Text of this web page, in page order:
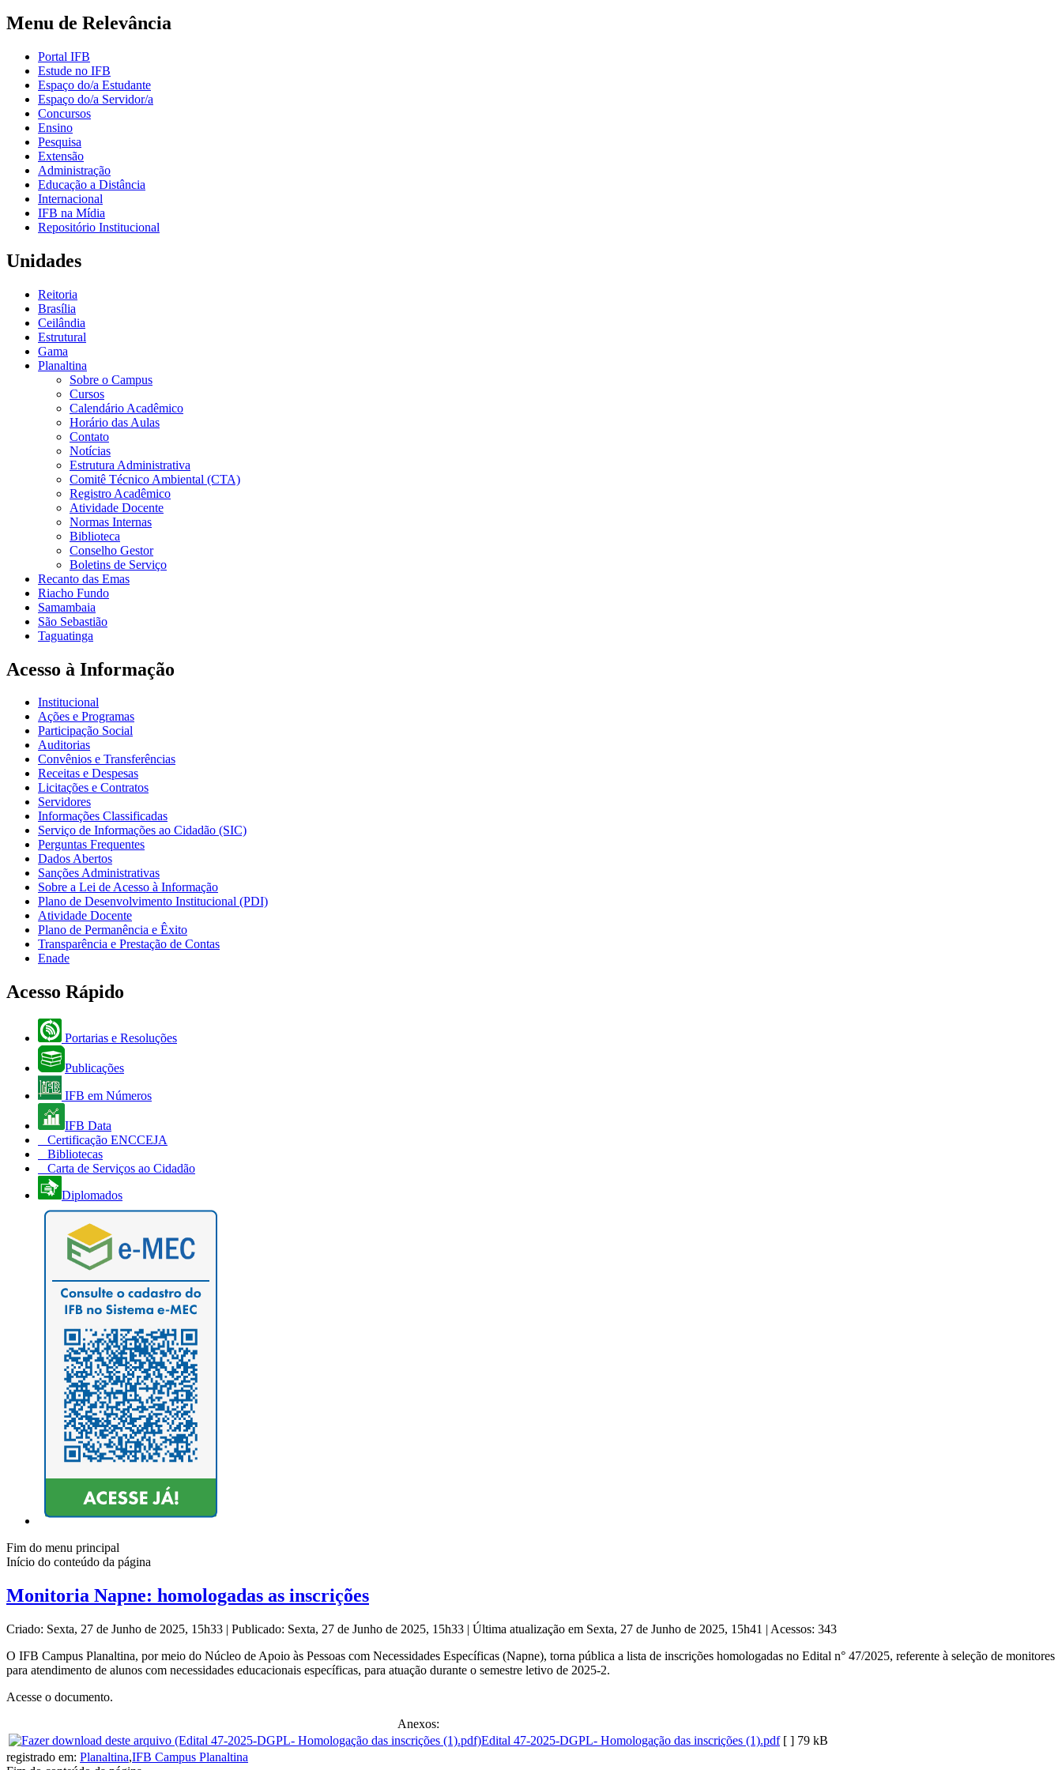
Menu de Relevância
Portal IFB
Estude no IFB
Espaço do/a Estudante
Espaço do/a Servidor/a
Concursos
Ensino
Pesquisa
Extensão
Administração
Educação a Distância
Internacional
IFB na Mídia
Repositório Institucional
Unidades
Reitoria
Brasília
Ceilândia
Estrutural
Gama
Planaltina
Sobre o Campus
Cursos
Calendário Acadêmico
Horário das Aulas
Contato
Notícias
Estrutura Administrativa
Comitê Técnico Ambiental (CTA)
Registro Acadêmico
Atividade Docente
Normas Internas
Biblioteca
Conselho Gestor
Boletins de Serviço
Recanto das Emas
Riacho Fundo
Samambaia
São Sebastião
Taguatinga
Acesso à Informação
Institucional
Ações e Programas
Participação Social
Auditorias
Convênios e Transferências
Receitas e Despesas
Licitações e Contratos
Servidores
Informações Classificadas
Serviço de Informações ao Cidadão (SIC)
Perguntas Frequentes
Dados Abertos
Sanções Administrativas
Sobre a Lei de Acesso à Informação
Plano de Desenvolvimento Institucional (PDI)
Atividade Docente
Plano de Permanência e Êxito
Transparência e Prestação de Contas
Enade
Acesso Rápido
Portarias e Resoluções
Publicações
IFB em Números
IFB Data
Certificação ENCCEJA
Bibliotecas
Carta de Serviços ao Cidadão
Diplomados
Fim do menu principal
Início do conteúdo da página
Monitoria Napne: homologadas as inscrições
Criado: Sexta, 27 de Junho de 2025, 15h33 | Publicado: Sexta, 27 de Junho de 2025, 15h33 | Última atualização em Sexta, 27 de Junho de 2025, 15h41 | Acessos: 343
O IFB Campus Planaltina, por meio do Núcleo de Apoio às Pessoas com Necessidades Específicas (Napne), torna pública a lista de inscrições homologadas no Edital n° 47/2025, referente à seleção de monitores
para atendimento de alunos com necessidades educacionais específicas, para atuação durante o semestre letivo de 2025-2.
Acesse o documento.
Anexos:
Edital 47-2025-DGPL- Homologação das inscrições (1).pdf [ ] 79 kB
registrado em: Planaltina,IFB Campus Planaltina